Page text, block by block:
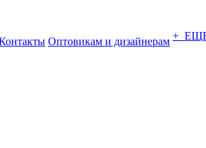
Оптовикам и дизайнерам +